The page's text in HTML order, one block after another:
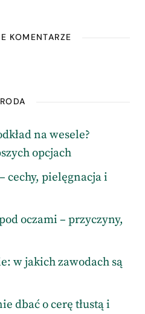
KOMENTARZE
na wesele?
opcjach
cechy, pielęgnacja i
oczami – przyczyny,
w jakich zawodach są
dbać o cerę tłustą i